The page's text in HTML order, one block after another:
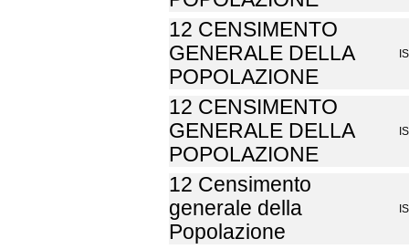
12 CENSIMENTO
GENERALE DELLA
POPOLAZIONE
12 CENSIMENTO
GENERALE DELLA
POPOLAZIONE
12 Censimento
generale della
Popolazione